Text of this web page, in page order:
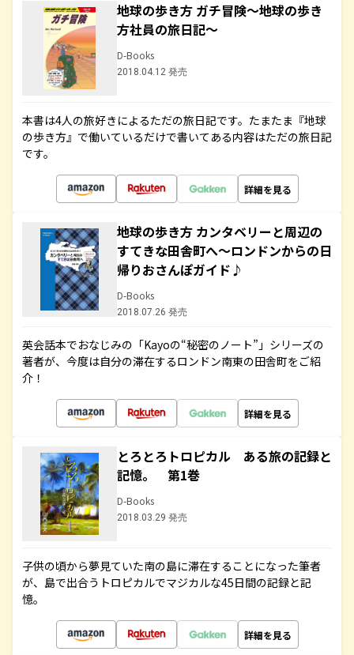
地球の歩き方 ガチ冒険～地球の歩き
方社員の旅日記～
D-Books
2018.04.12 発売
本書は4人の旅好きによるただの旅日記です。たまたま『地球
の歩き方』で働いているだけで書いてある内容はただの旅日記
です。
詳細を見る
地球の歩き方 カンタベリーと周辺の
すてきな田舎町へ～ロンドンからの日
帰りおさんぽガイド♪
D-Books
2018.07.26 発売
英会話本でおなじみの「Kayoの“秘密のノート”」シリーズの
著者が、今度は自分の滞在するロンドン南東の田舎町をご紹
介！
詳細を見る
とろとろトロピカル ある旅の記録と
記憶。 第1巻
D-Books
2018.03.29 発売
子供の頃から夢見ていた南の島に滞在することになった筆者
が、島で出合うトロピカルでマジカルな45日間の記録と記
憶。
詳細を見る